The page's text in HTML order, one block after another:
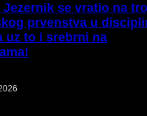
Jezernik se vratio na
prvenstva u
uz to i srebrni na